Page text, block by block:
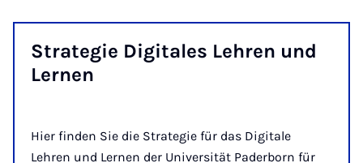
Stra­te­gie Di­gi­ta­les Leh­ren und
Ler­nen
Hier finden Sie die Strategie für das Digitale
Lehren und Lernen der Universität Paderborn für